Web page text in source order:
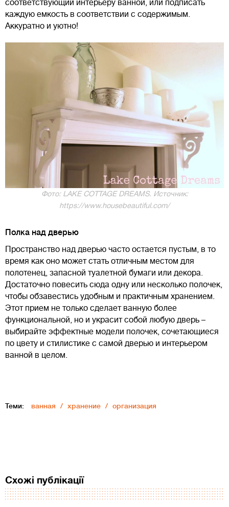
соответствующий интерьеру ванной, или подписать
каждую емкость в соответствии с содержимым.
Аккуратно и уютно!
Фото: LAKE COTTAGE DREAMS. Источник:
https://www.housebeautiful.com/
Полка над дверью
Пространство над дверью часто остается пустым, в то
время как оно может стать отличным местом для
полотенец, запасной туалетной бумаги или декора.
Достаточно повесить сюда одну или несколько полочек,
чтобы обзавестись удобным и практичным хранением.
Этот прием не только сделает ванную более
функциональной, но и украсит собой любую дверь –
выбирайте эффектные модели полочек, сочетающиеся
по цвету и стилистике с самой дверью и интерьером
ванной в целом.
Теми: ванная хранение организация
Схожі публікації